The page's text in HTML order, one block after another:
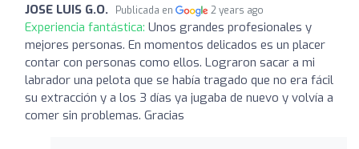
JOSE LUIS G.O. Publicada en 2 years ago
Experiencia fantástica: Unos grandes profesionales y
mejores personas. En momentos delicados es un placer
contar con personas como ellos. Lograron sacar a mi
labrador una pelota que se había tragado que no era fácil
su extracción y a los 3 días ya jugaba de nuevo y volvía a
comer sin problemas. Gracias